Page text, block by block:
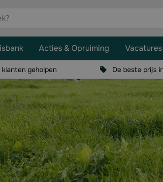
Acties & Opruiming Vacatures
geholpen De beste prijs